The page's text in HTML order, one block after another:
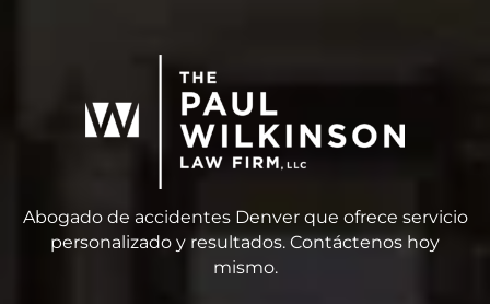
Abogado de accidentes Denver que ofrece servicio
personalizado y resultados. Contáctenos hoy
mismo.